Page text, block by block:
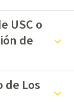
USC o
de
de Los